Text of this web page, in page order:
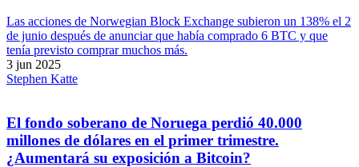
Las acciones de Norwegian Block Exchange subieron un 138% el 2
de junio después de anunciar que había comprado 6 BTC y que
tenía previsto comprar muchos más.
3 jun 2025
Stephen Katte
El fondo soberano de Noruega perdió 40.000
millones de dólares en el primer trimestre.
¿Aumentará su exposición a Bitcoin?